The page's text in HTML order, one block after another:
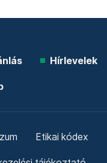
Hírlevelek
Etikai kódex